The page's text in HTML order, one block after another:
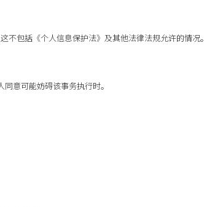
包括《个人信息保护法》及其他法律法规允许的情况。
意可能妨碍该事务执行时。